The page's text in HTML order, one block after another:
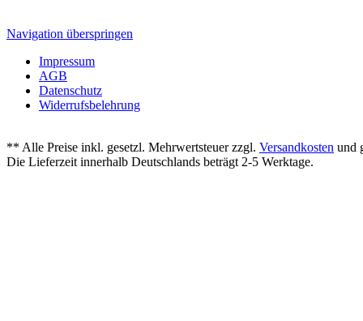
Navigation überspringen
Impressum
AGB
Datenschutz
Widerrufsbelehrung
** Alle Preise inkl. gesetzl. Mehrwertsteuer zzgl. Versandkosten und
Die Lieferzeit innerhalb Deutschlands beträgt 2-5 Werktage.